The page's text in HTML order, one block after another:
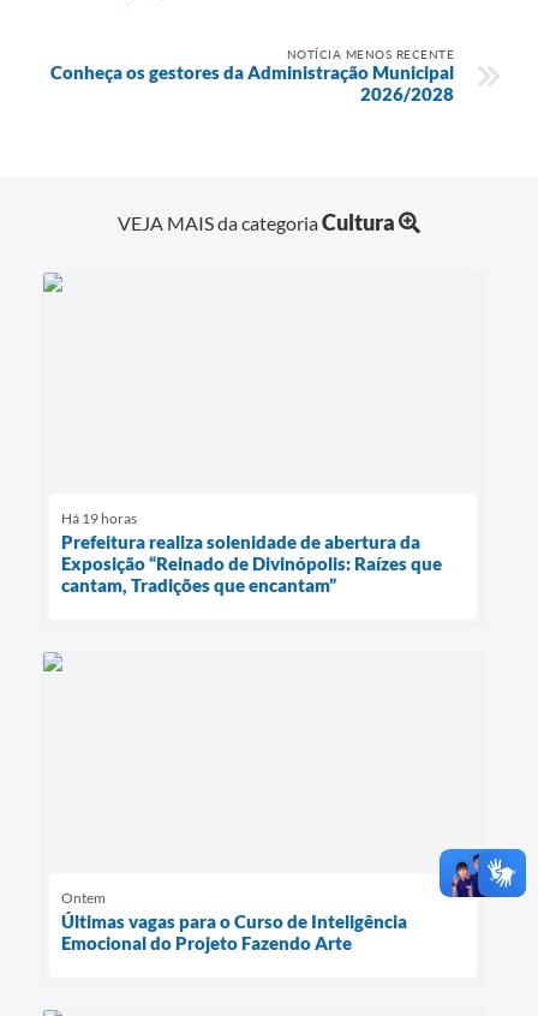
NOTÍCIA MENOS RECENTE
Conheça os gestores da Administração Municipal
2026/2028
VEJA MAIS da categoriaCultura
Há 19 horas
Prefeitura realiza solenidade de abertura da
Exposição “Reinado de Divinópolis: Raízes que
cantam, Tradições que encantam”
Ontem
Últimas vagas para o Curso de Inteligência
Emocional do Projeto Fazendo Arte